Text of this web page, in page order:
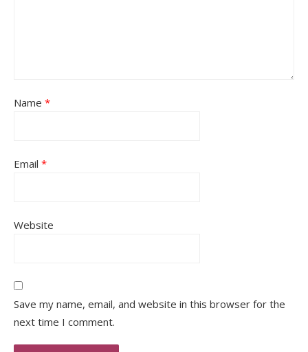
Name *
Email *
Website
Save my name, email, and website in this browser for the
next time I comment.